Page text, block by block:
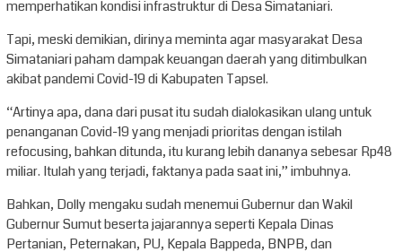
memperhatikan kondisi infrastruktur di Desa Simataniari.
Tapi, meski demikian, dirinya meminta agar masyarakat Desa
Simataniari paham dampak keuangan daerah yang ditimbulkan
akibat pandemi Covid-19 di Kabupaten Tapsel.
“Artinya apa, dana dari pusat itu sudah dialokasikan ulang untuk
penanganan Covid-19 yang menjadi prioritas dengan istilah
refocusing, bahkan ditunda, itu kurang lebih dananya sebesar Rp48
miliar. Itulah yang terjadi, faktanya pada saat ini,” imbuhnya.
Bahkan, Dolly mengaku sudah menemui Gubernur dan Wakil
Gubernur Sumut beserta jajarannya seperti Kepala Dinas
Pertanian, Peternakan, PU, Kepala Bappeda, BNPB, dan